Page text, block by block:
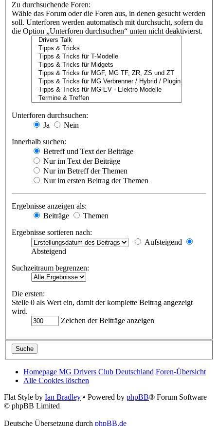
Zu durchsuchende Foren:
Wähle das Forum oder die Foren aus, in denen gesucht werden
soll. Unterforen werden automatisch mit durchsucht, sofern du
die Option „Unterforen durchsuchen“ unten nicht deaktivierst.
Unterforen durchsuchen:
Ja
Nein
Innerhalb suchen:
Betreff und Text der Beiträge
Nur im Text der Beiträge
Nur im Betreff der Themen
Nur im ersten Beitrag der Themen
Ergebnisse anzeigen als:
Beiträge
Themen
Ergebnisse sortieren nach:
Aufsteigend
Absteigend
Suchzeitraum begrenzen:
Die ersten:
Stelle 0 als Wert ein, damit der komplette Beitrag angezeigt
wird.
Zeichen der Beiträge anzeigen
Homepage MG Drivers Club Deutschland Foren-Übersicht
Alle Cookies löschen
Flat Style by Ian Bradley • Powered by phpBB® Forum Software
© phpBB Limited
Deutsche Übersetzung durch phpBB.de